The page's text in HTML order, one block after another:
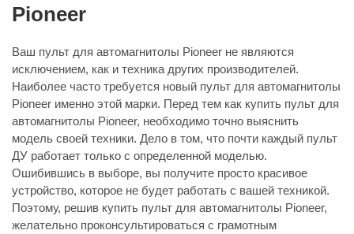
Pioneer
Ваш пульт для автомагнитолы Pioneer не являются
исключением, как и техника других производителей.
Наиболее часто требуется новый пульт для автомагнитолы
Pioneer именно этой марки. Перед тем как купить пульт для
автомагнитолы Pioneer, необходимо точно выяснить
модель своей техники. Дело в том, что почти каждый пульт
ДУ работает только с определенной моделью.
Ошибившись в выборе, вы получите просто красивое
устройство, которое не будет работать с вашей техникой.
Поэтому, решив купить пульт для автомагнитолы Pioneer,
желательно проконсультироваться с грамотным